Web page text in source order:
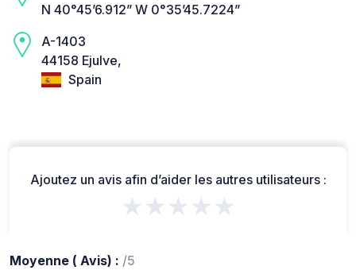
N 40°45’6.912” W 0°35’45.7224”
A-1403
44158 Ejulve,
Spain
Ajoutez un avis afin d’aider les autres utilisateurs :
★★★★★
Moyenne ( Avis) : /5